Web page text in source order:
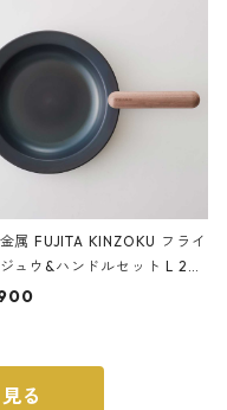
属 FUJITA KINZOKU フライ
ュウ&ハンドルセット L 24c
火・IH対応 鉄フライパン
る